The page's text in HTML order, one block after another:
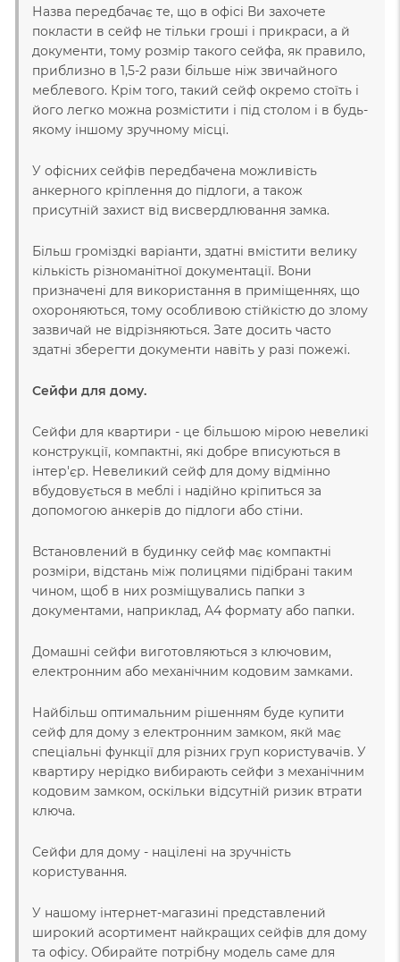
Назва передбачає те, що в офісі Ви захочете
покласти в сейф не тільки гроші і прикраси, а й
документи, тому розмір такого сейфа, як правило,
приблизно в 1,5-2 рази більше ніж звичайного
меблевого. Крім того, такий сейф окремо стоїть і
його легко можна розмістити і під столом і в будь-
якому іншому зручному місці.
У офісних сейфів передбачена можливість
анкерного кріплення до підлоги, а також
присутній захист від висвердлювання замка.
Більш громіздкі варіанти, здатні вмістити велику
кількість різноманітної документації. Вони
призначені для використання в приміщеннях, що
охороняються, тому особливою стійкістю до злому
зазвичай не відрізняються. Зате досить часто
здатні зберегти документи навіть у разі пожежі.
Сейфи для дому.
Сейфи для квартири - це більшою мірою невеликі
конструкції, компактні, які добре вписуються в
інтер'єр. Невеликий сейф для дому відмінно
вбудовується в меблі і надійно кріпиться за
допомогою анкерів до підлоги або стіни.
Встановлений в будинку сейф має компактні
розміри, відстань між полицями підібрані таким
чином, щоб в них розміщувались папки з
документами, наприклад, А4 формату або папки.
Домашні сейфи виготовляються з ключовим,
електронним або механічним кодовим замками.
Найбільш оптимальним рішенням буде купити
сейф для дому з електронним замком, якй має
спеціальні функції для різних груп користувачів. У
квартиру нерідко вибирають сейфи з механічним
кодовим замком, оскільки відсутній ризик втрати
ключа.
Сейфи для дому - націлені на зручність
користування.
У нашому інтернет-магазині представлений
широкий асортимент найкращих сейфів для дому
та офісу. Обирайте потрібну модель саме для